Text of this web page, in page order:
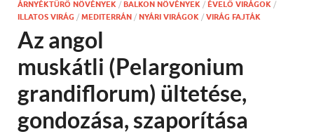
ÁRNYÉKTŰRŐ NÖVÉNYEK / BALKON NÖVÉNYEK / ÉVELŐ VIRÁGOK /
ILLATOS VIRÁG / MEDITERRÁN / NYÁRI VIRÁGOK / VIRÁG FAJTÁK
Az angol
muskátli (Pelargonium
grandiflorum) ültetése,
gondozása, szaporítása